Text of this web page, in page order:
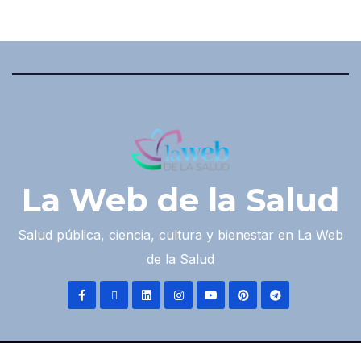
La Web de la Salud
Salud pública, ciencia, cultura y bienestar en La Web
de la Salud